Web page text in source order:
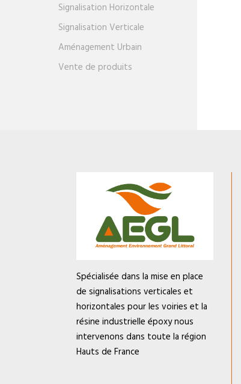
Signalisation Horizontale
Signalisation Verticale
Aménagement Urbain
Vente de produits
Spécialisée dans la mise en place
de signalisations verticales et
horizontales pour les voiries et la
résine industrielle époxy nous
intervenons dans toute la région
Hauts de France